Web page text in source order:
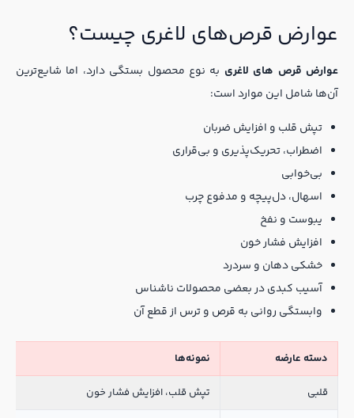
عوارض قرص‌های لاغری چیست؟
عوارض قرص های لاغریبه نوع محصول بستگی دارد، اما شایع‌ترین
آن‌ها شامل این موارد است:
تپش قلب و افزایش ضربان
اضطراب، تحریک‌پذیری و بی‌قراری
بی‌خوابی
اسهال، دل‌پیچه و مدفوع چرب
یبوست و نفخ
افزایش فشار خون
خشکی دهان و سردرد
آسیب کبدی در بعضی محصولات ناشناس
وابستگی روانی به قرص و ترس از قطع آن
دسته عارضه نمونه‌ها
قلبی تپش قلب، افزایش فشار خون